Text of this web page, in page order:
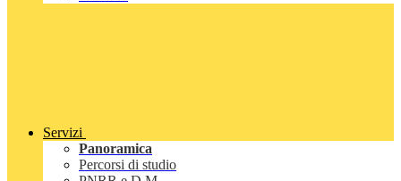
Servizi
Panoramica
Percorsi di studio